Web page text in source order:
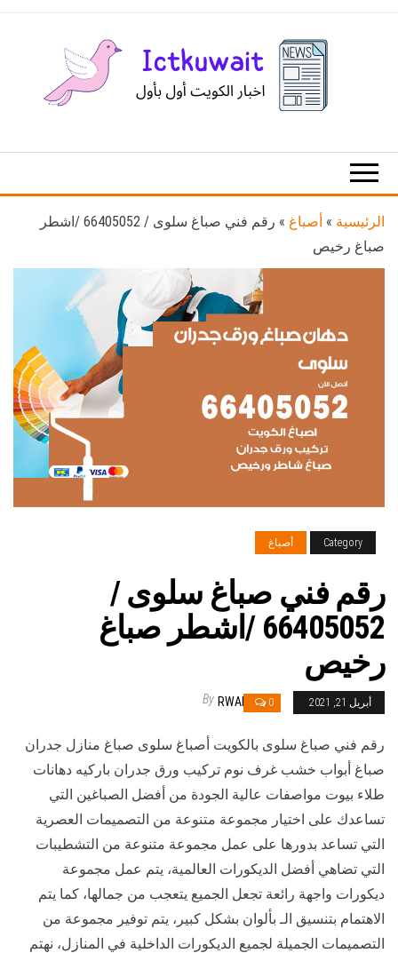
الكويت
الرئيسية » أصباغ »
رقم فني صباغ سلوى / 66405052 /اشطر
صباغ رخيص
Category أصباغ
رقم فني صباغ سلوى /
66405052 /اشطر صباغ
رخيص
أبريل 21, 2021 0
By RWAN
رقم فني صباغ سلوى بالكويت أصباغ سلوى صباغ منازل جدران
صباغ أبواب خشب غرف نوم تركيب ورق جدران باركيه دهانات
طلاء بيوت مواصفات عالية الجودة من أفضل الصباغين التي
تساعدك على اختيار مجموعة متنوعة من التصميمات العصرية
التي تساعد بدورها على عمل مجموعة متنوعة من التشطيبات
التي تضاهي أفضل الديكورات العالمية، يتم عمل مجموعة
ديكورات واجهة رائعة تجعل الجميع يتعجب من جمالها، كما يتم
الاهتمام بتنسيق الـ بألوان بشكل كبير، يتم توفير مجموعة من
التصميمات الجميلة لجميع الديكورات الداخلية في المنازل، نهتم